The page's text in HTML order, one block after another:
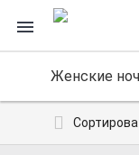
Женские